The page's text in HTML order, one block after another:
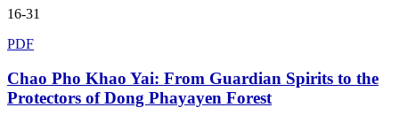
16-31
PDF
Chao Pho Khao Yai: From Guardian Spirits to the
Protectors of Dong Phayayen Forest